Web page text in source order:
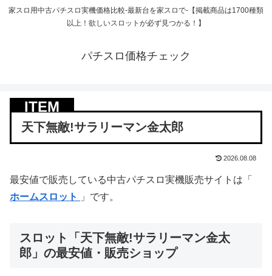
家スロ用中古パチスロ実機価格比較-最新台を家スロで-【掲載商品は1700種類
以上！欲しいスロットが必ず見つかる！】
パチスロ価格チェック
天下無敵!サラリーマン金太郎
2026.08.08
最安値で販売している中古パチスロ実機販売サイトは「
ホームスロット
」です。
スロット「天下無敵!サラリーマン金太
郎」の最安値・販売ショップ